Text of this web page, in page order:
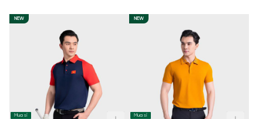
NEW
Mua sỉ
NEW
Mua sỉ